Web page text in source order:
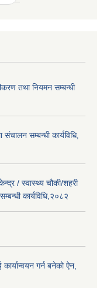
तथा नियमन सम्बन्धी
सम्बन्धी कार्यविधि‚
/ स्वास्थ्य चौकी/शहरी
कार्यविधि,२०८२
गर्न बनेको ऐन‚